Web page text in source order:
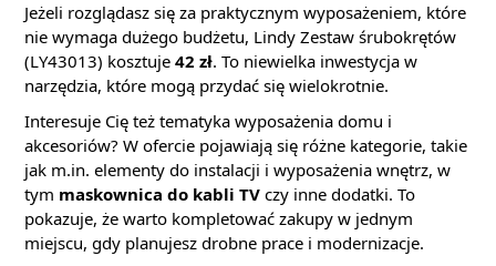
Jeżeli rozglądasz się za praktycznym wyposażeniem, które
nie wymaga dużego budżetu, Lindy Zestaw śrubokrętów
(LY43013) kosztuje 42 zł. To niewielka inwestycja w
narzędzia, które mogą przydać się wielokrotnie.
Interesuje Cię też tematyka wyposażenia domu i
akcesoriów? W ofercie pojawiają się różne kategorie, takie
jak m.in. elementy do instalacji i wyposażenia wnętrz, w
tym maskownica do kabli TV czy inne dodatki. To
pokazuje, że warto kompletować zakupy w jednym
miejscu, gdy planujesz drobne prace i modernizacje.